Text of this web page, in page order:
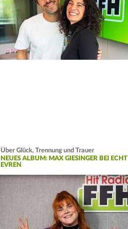
Über Glück, Trennung und Trauer
NEUES ALBUM: MAX GIESINGER BEI ECHT
EVREN